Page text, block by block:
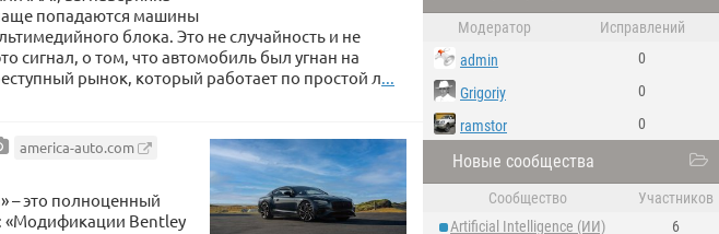
Модератор
Исправлений
admin
0
Grigoriy
0
ramstor
0
Новые сообщества
Сообщество
Участников
Artificial Intelligence (ИИ)
6
попадаются машины
блока. Это не случайность и не
сигнал, о том, что автомобиль был угнан на
рынок, который работает по простой л
america-auto.com
– это полноценный
«Модификации Bentley